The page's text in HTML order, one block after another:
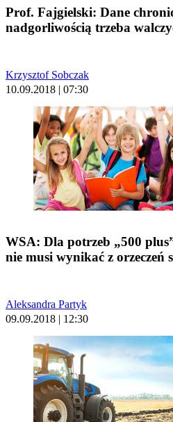
Prof. Fajgielski: Dane
nadgorliwością trzeba
Krzysztof Sobczak
10.09.2018 | 07:30
WSA: Dla potrzeb „500
nie musi wynikać z orzeczeń
Aleksandra Partyk
09.09.2018 | 12:30